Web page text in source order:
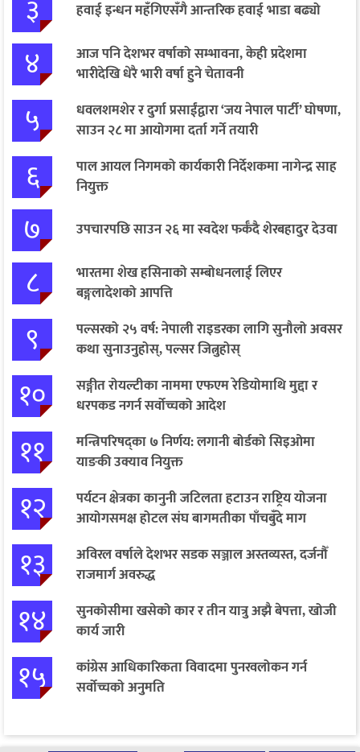
३ हवाई इन्धन महँगिएसँगै आन्तरिक हवाई भाडा बढ्यो
४
आज पनि देशभर वर्षाको सम्भावना, केही प्रदेशमा
भारीदेखि धेरै भारी वर्षा हुने चेतावनी
५
धवलशमशेर र दुर्गा प्रसाईंद्वारा ‘जय नेपाल पार्टी’ घोषणा,
साउन २८ मा आयोगमा दर्ता गर्ने तयारी
६
पाल आयल निगमको कार्यकारी निर्देशकमा नागेन्द्र साह
नियुक्त
७ उपचारपछि साउन २६ मा स्वदेश फर्कँदै शेरबहादुर देउवा
८
भारतमा शेख हसिनाको सम्बोधनलाई लिएर
बङ्गलादेशको आपत्ति
९
पल्सरको २५ वर्ष: नेपाली राइडरका लागि सुनौलो अवसर
कथा सुनाउनुहोस्, पल्सर जित्नुहोस्
१०
सङ्गीत रोयल्टीका नाममा एफएम रेडियोमाथि मुद्दा र
धरपकड नगर्न सर्वोच्चको आदेश
११
मन्त्रिपरिषद्का ७ निर्णय: लगानी बोर्डको सिइओमा
याङकी उक्याव नियुक्त
१२
पर्यटन क्षेत्रका कानुनी जटिलता हटाउन राष्ट्रिय योजना
आयोगसमक्ष होटल संघ बागमतीका पाँचबुँदे माग
१३
अविरल वर्षाले देशभर सडक सञ्जाल अस्तव्यस्त, दर्जनौँ
राजमार्ग अवरुद्ध
१४
सुनकोसीमा खसेको कार र तीन यात्रु अझै बेपत्ता, खोजी
कार्य जारी
१५
कांग्रेस आधिकारिकता विवादमा पुनरवलोकन गर्न
सर्वोच्चको अनुमति